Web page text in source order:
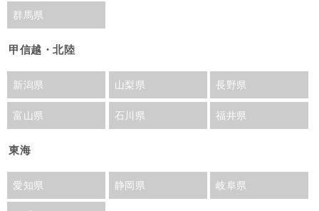
群馬県
甲信越・北陸
新潟県 山梨県 長野県
富山県 石川県 福井県
東海
愛知県 静岡県 岐阜県